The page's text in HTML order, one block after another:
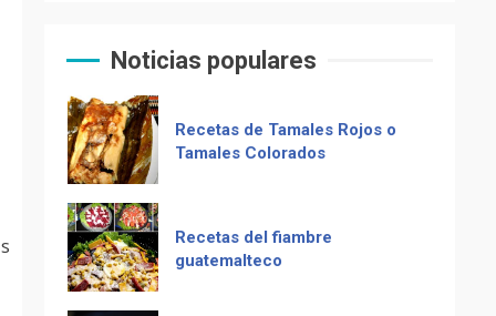
Duolingo la App más
descargada para educación
Noticias populares
Tamales Colorados
Recetas del fiambre
guatemalteco
Adiós Cédula de Vecindad